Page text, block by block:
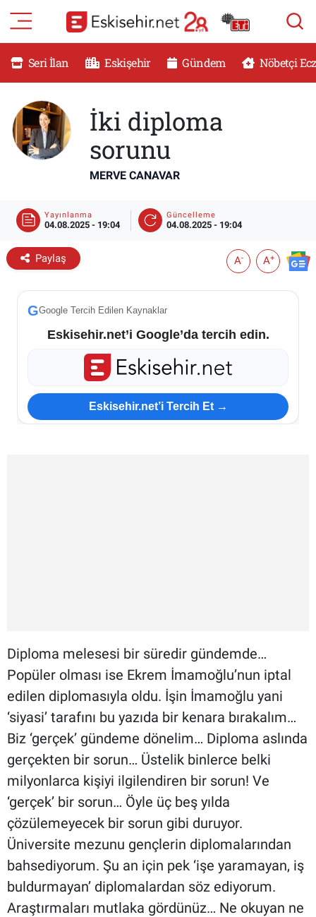
Seri İlan Eskişehir Gündem Nöbetçi
İki diploma
sorunu
MERVE CANAVAR
Yayınlanma
04.08.2025 - 19:04
Güncelleme
04.08.2025 - 19:04
Paylaş A- A+
GGoogle Tercih Edilen Kaynaklar
Eskisehir.net’i Google’da tercih edin.
Eskisehir.net’i Tercih Et →
Diploma melesesi bir süredir gündemde…
Popüler olması ise Ekrem İmamoğlu’nun iptal
edilen diplomasıyla oldu. İşin İmamoğlu yani
‘siyasi’ tarafını bu yazıda bir kenara bırakalım…
Biz ‘gerçek’ gündeme dönelim… Diploma aslında
gerçekten bir sorun… Üstelik binlerce belki
milyonlarca kişiyi ilgilendiren bir sorun! Ve
‘gerçek’ bir sorun… Öyle üç beş yılda
çözülemeyecek bir sorun gibi duruyor.
Üniversite mezunu gençlerin diplomalarından
bahsediyorum. Şu an için pek ‘işe yaramayan, iş
buldurmayan’ diplomalardan söz ediyorum.
Araştırmaları mutlaka gördünüz… Ne okuyan ne
RESMİ İLANLAR
DÜNYA
SAĞLIK
TEKNOLOJİ
YEMEK
ESKİŞEHİR NÖBETÇİ ECZANELER
Eskişehir Haber İçerikleri
Eskişehir Hava Durumu
Eskişehir Nöbetçi Eczaneler
Eskişehir Namaz Vakitleri
Eskişehir Trafik Yoğunluk Haritası
Son Dakika Haberleri
Haber Arşivi